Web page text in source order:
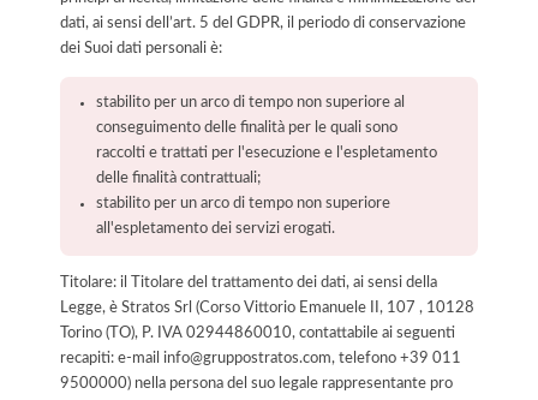
dati, ai sensi dell’art. 5 del GDPR, il periodo di conservazione
dei Suoi dati personali è:
stabilito per un arco di tempo non superiore al
conseguimento delle finalità per le quali sono
raccolti e trattati per l'esecuzione e l'espletamento
delle finalità contrattuali;
stabilito per un arco di tempo non superiore
all'espletamento dei servizi erogati.
Titolare: il Titolare del trattamento dei dati, ai sensi della
Legge, è Stratos Srl (Corso Vittorio Emanuele II, 107 , 10128
Torino (TO), P. IVA 02944860010, contattabile ai seguenti
recapiti: e-mail info@gruppostratos.com, telefono +39 011
9500000) nella persona del suo legale rappresentante pro